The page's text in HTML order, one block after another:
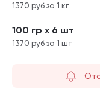
1370 руб за 1 кг
100 гр х 6 шт
1370 руб за 1 шт